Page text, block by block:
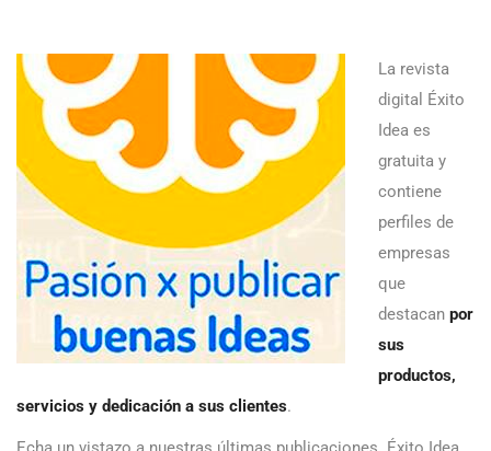
La revista
digital Éxito
Idea es
gratuita y
contiene
perfiles de
empresas
que
destacan por
sus
productos,
servicios y dedicación a sus clientes.